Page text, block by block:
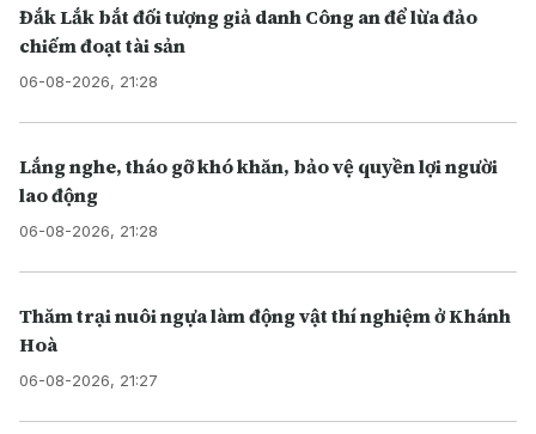
Đắk Lắk bắt đối tượng giả danh Công an để lừa đảo
chiếm đoạt tài sản
06-08-2026, 21:28
Lắng nghe, tháo gỡ khó khăn, bảo vệ quyền lợi người
lao động
06-08-2026, 21:28
Thăm trại nuôi ngựa làm động vật thí nghiệm ở Khánh
Hoà
06-08-2026, 21:27